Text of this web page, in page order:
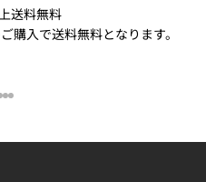
送料無料
購入で送料無料となります。